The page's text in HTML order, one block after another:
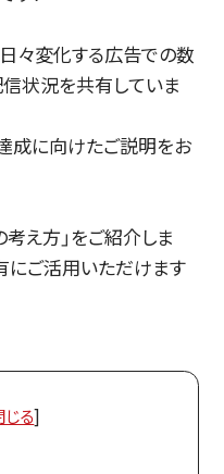
々変化する広告での数
状況を共有していま
成に向けたご説明をお
え方」をご紹介しま
にご活用いただけます
じる]